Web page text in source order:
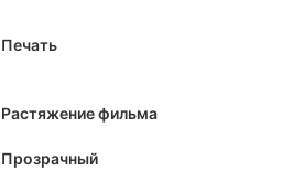
Печать
Растяжение фильма
Прозрачный